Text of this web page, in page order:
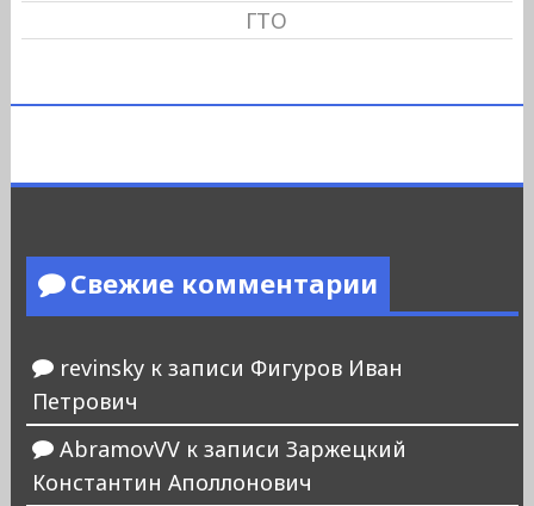
ГТО
Свежие комментарии
revinskyк записи Фигуров Иван
Петрович
AbramovVVк записи Заржецкий
Константин Аполлонович